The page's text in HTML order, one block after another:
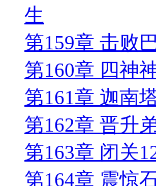
生
第159章 击败
第160章 四神
第161章 迦南
第162章 晋升
第163章 闭关
第164章 震惊